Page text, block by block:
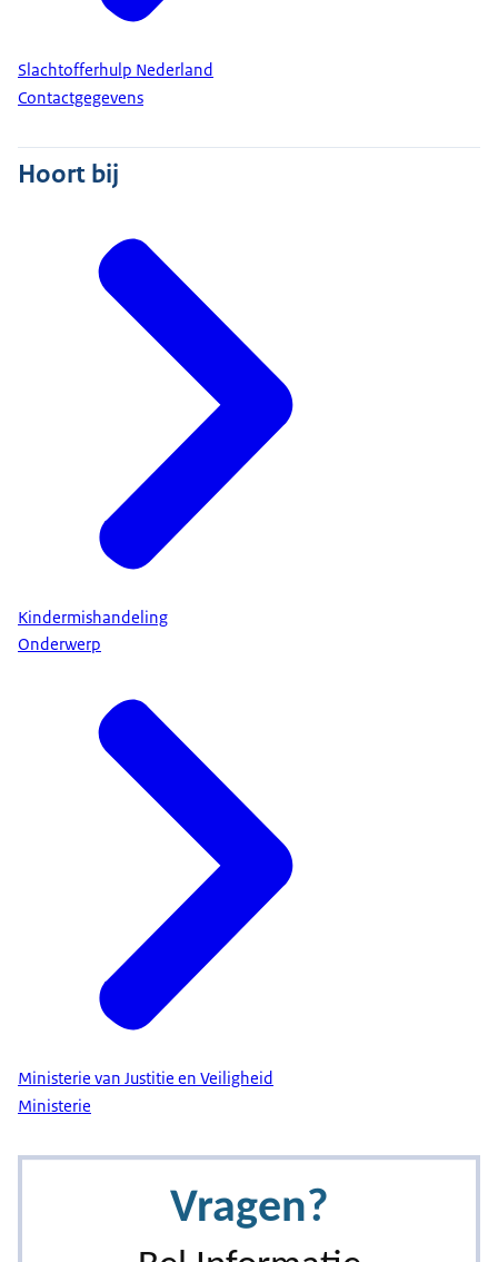
Slachtofferhulp Nederland
Contactgegevens
Hoort bij
Kindermishandeling
Onderwerp
Ministerie van Justitie en Veiligheid
Ministerie